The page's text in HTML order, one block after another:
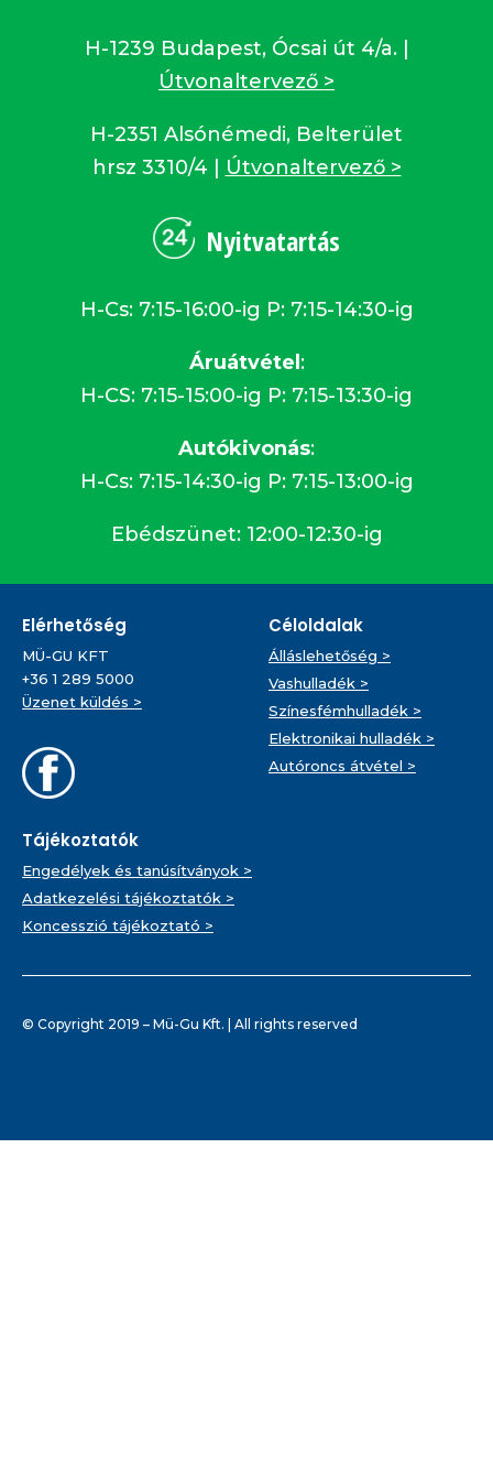
Elérhetőség
MÜ-GU KFT
+36 1 289 5000
Üzenet küldés >
Céloldalak
Álláslehetőség >
Vashulladék >
Színesfémhulladék >
Elektronikai hulladék >
Autóroncs átvétel >
Tájékoztatók
Engedélyek és tanúsítványok >
Adatkezelési tájékoztatók >
Koncesszió tájékoztató >
H-1239 Budapest, Ócsai út 4/a. |
Útvonaltervező >
H-2351 Alsónémedi, Belterület
hrsz 3310/4 |
Útvonaltervező >
Nyitvatartás
H-Cs: 7:15-16:00-ig P: 7:15-14:30-ig
Áruátvétel :
H-CS: 7:15-15:00-ig P: 7:15-13:30-ig
Autókivonás:
H-Cs: 7:15-14:30-ig P: 7:15-13:00-ig
Ebédszünet: 12:00-12:30-ig
© Copyright 2019 – Mü-Gu Kft. | All rights reserved